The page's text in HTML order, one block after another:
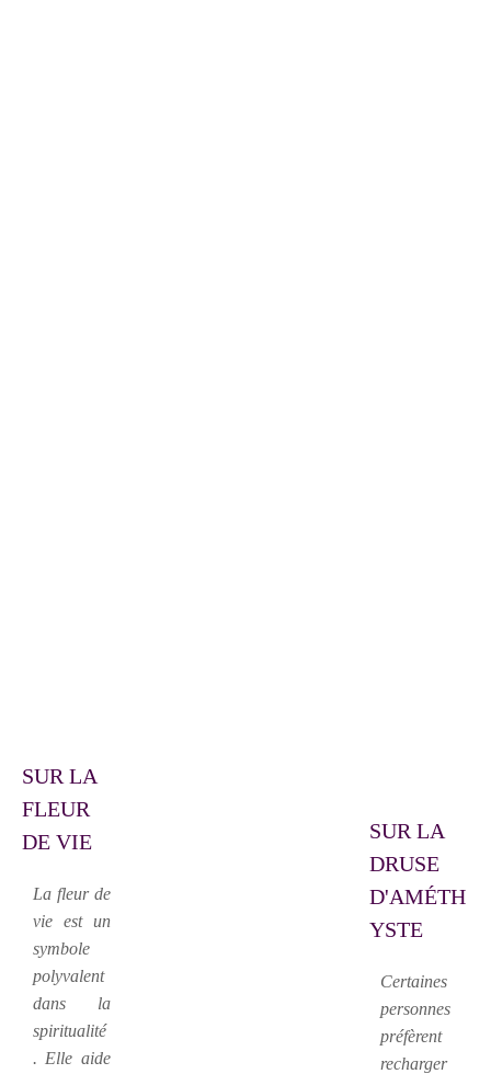
SUR LA
FLEUR
DE VIE
La fleur de
vie est un
symbole
polyvalent
dans la
spiritualité
. Elle aide
SUR LA
DRUSE
D'AMÉTH
YSTE
Certaines
personnes
préfèrent
recharger